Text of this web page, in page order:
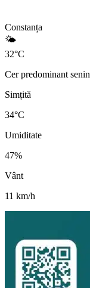
Constanța
🌤️
32°C
Cer predominant senin
Simțită
34°C
Umiditate
47%
Vânt
11 km/h